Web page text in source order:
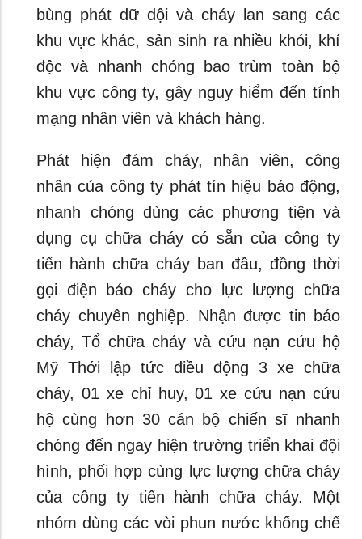
bùng phát dữ dội và cháy lan sang các
khu vực khác, sản sinh ra nhiều khói, khí
độc và nhanh chóng bao trùm toàn bộ
khu vực công ty, gây nguy hiểm đến tính
mạng nhân viên và khách hàng.
Phát hiện đám cháy, nhân viên, công
nhân của công ty phát tín hiệu báo động,
nhanh chóng dùng các phương tiện và
dụng cụ chữa cháy có sẵn của công ty
tiến hành chữa cháy ban đầu, đồng thời
gọi điện báo cháy cho lực lượng chữa
cháy chuyên nghiệp. Nhận được tin báo
cháy, Tổ chữa cháy và cứu nạn cứu hộ
Mỹ Thới lập tức điều động 3 xe chữa
cháy, 01 xe chỉ huy, 01 xe cứu nạn cứu
hộ cùng hơn 30 cán bộ chiến sĩ nhanh
chóng đến ngay hiện trường triển khai đội
hình, phối hợp cùng lực lượng chữa cháy
của công ty tiến hành chữa cháy. Một
nhóm dùng các vòi phun nước khống chế